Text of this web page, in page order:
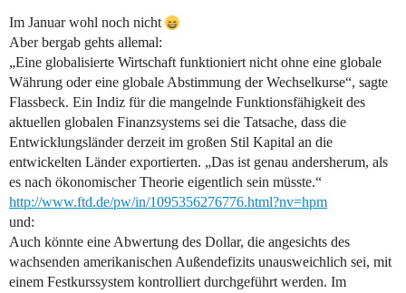
Im Januar wohl noch nicht
Aber bergab gehts allemal:
„Eine globalisierte Wirtschaft funktioniert nicht ohne eine globale
Währung oder eine globale Abstimmung der Wechselkurse“, sagte
Flassbeck. Ein Indiz für die mangelnde Funktionsfähigkeit des
aktuellen globalen Finanzsystems sei die Tatsache, dass die
Entwicklungsländer derzeit im großen Stil Kapital an die
entwickelten Länder exportierten. „Das ist genau andersherum, als
es nach ökonomischer Theorie eigentlich sein müsste.“
http://www.ftd.de/pw/in/1095356276776.html?nv=hpm
und:
Auch könnte eine Abwertung des Dollar, die angesichts des
wachsenden amerikanischen Außendefizits unausweichlich sei, mit
einem Festkurssystem kontrolliert durchgeführt werden. Im